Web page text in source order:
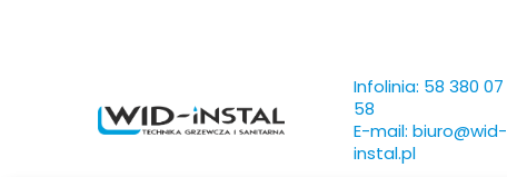
Infolinia: 58 380 07
58
E-mail: biuro@wid-
instal.pl